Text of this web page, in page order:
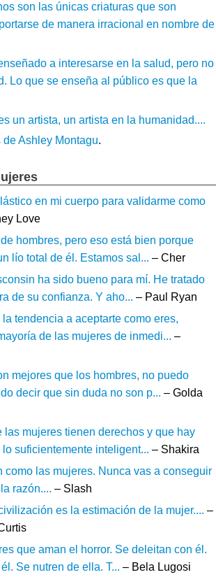
son las únicas criaturas que son
de manera irracional en nombre de
a interesarse en la salud, pero no
Lo que se enseña al público es que la
un artista, un artista en la humanidad....
de Ashley Montagu.
en mi cuerpo para validarme como
Love
hombres, pero eso está bien porque
lío total de él. Estamos sal... – Cher
ha sido bueno para mí. He tratado
de su confianza. Y aho... – Paul Ryan
tendencia a aceptarte como eres,
de las mujeres de inmedi... –
mejores que los hombres, no puedo
decir que sin duda no son p... – Golda
las mujeres tienen derechos y que hay
suficientemente inteligent... – Shakira
como las mujeres. Nunca vas a conseguir
razón.... – Slash
es la estimación de la mujer.... –
que aman el horror. Se deleitan con él.
Se nutren de ella. T... – Bela Lugosi